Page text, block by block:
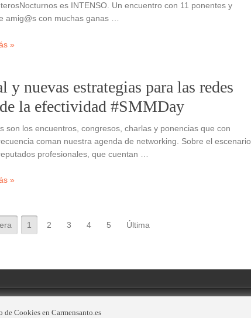
es INTENSO. Un encuentro con 11 ponentes y
amig@s con muchas ganas …
»
y nuevas estrategias para las redes
la efectividad #SMMDay
son los encuentros, congresos, charlas y ponencias que con
coman nuestra agenda de networking. Sobre el escenario
profesionales, que cuentan …
»
1 2 3 4 5 Última
de Cookies en Carmensanto.es